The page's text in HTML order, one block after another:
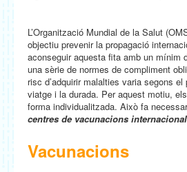
L’Organització Mundial de la Salut
objectiu prevenir la propagació
aconseguir aquesta fita amb un mínim
una sèrie de normes de compliment
risc d’adquirir malalties varia segons
viatge i la durada. Per aquest motiu,
forma individualitzada. Això fa
centres de vacunacions
Vacunacions